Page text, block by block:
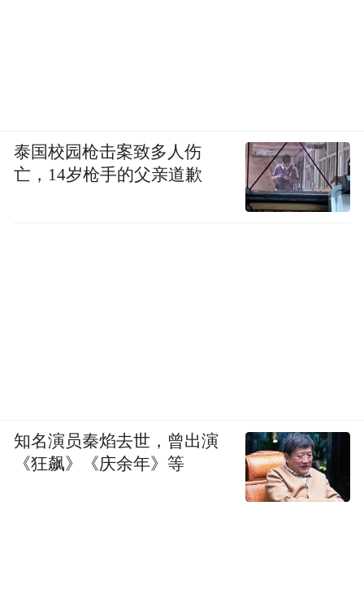
泰国校园枪击案致多人伤
亡，14岁枪手的父亲道歉
知名演员秦焰去世，曾出演
《狂飙》《庆余年》等